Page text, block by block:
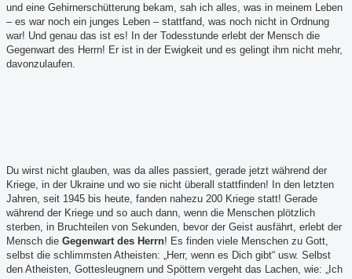
und eine Gehirnerschütterung bekam, sah ich alles, was in meinem Leben
– es war noch ein junges Leben – stattfand, was noch nicht in Ordnung
war! Und genau das ist es! In der Todesstunde erlebt der Mensch die
Gegenwart des Herrn! Er ist in der Ewigkeit und es gelingt ihm nicht mehr,
davonzulaufen.
Du wirst nicht glauben, was da alles passiert, gerade jetzt während der
Kriege, in der Ukraine und wo sie nicht überall stattfinden! In den letzten
Jahren, seit 1945 bis heute, fanden nahezu 200 Kriege statt! Gerade
während der Kriege und so auch dann, wenn die Menschen plötzlich
sterben, in Bruchteilen von Sekunden, bevor der Geist ausfährt, erlebt der
Mensch die Gegenwart des Herrn! Es finden viele Menschen zu Gott,
selbst die schlimmsten Atheisten: „Herr, wenn es Dich gibt“ usw. Selbst
den Atheisten, Gottesleugnern und Spöttern vergeht das Lachen, wie: „Ich